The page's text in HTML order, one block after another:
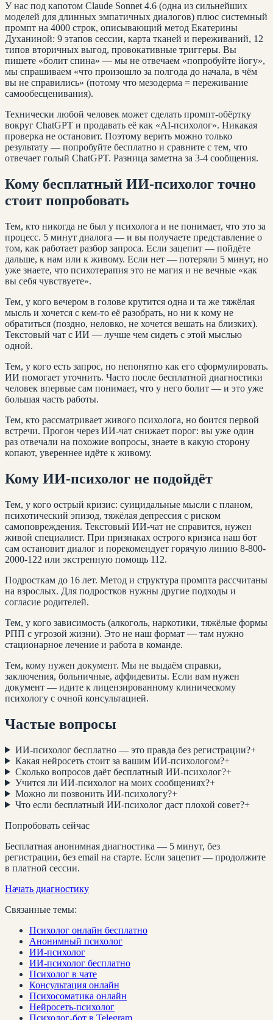
У нас под капотом Claude Sonnet 4.6 (одна из сильнейших
моделей для длинных эмпатичных диалогов) плюс системный
промпт на 4000 строк, описывающий метод Екатерины
Духаниной: 9 этапов сессии, карта тканей и переживаний, 12
типов вторичных выгод, провокативные триггеры. Вы
пишете «болит спина» — мы не отвечаем «попробуйте йогу»,
мы спрашиваем «что произошло за полгода до начала, в чём
вы не справились» (потому что мезодерма = переживание
самообесценивания).
Технически любой человек может сделать промпт-обёртку
вокруг ChatGPT и продавать её как «AI-психолог». Никакая
проверка не остановит. Поэтому верить можно только
результату — попробуйте бесплатно и сравните с тем, что
отвечает голый ChatGPT. Разница заметна за 3-4 сообщения.
Кому бесплатный ИИ-психолог точно
стоит попробовать
Тем, кто никогда не был у психолога и не понимает, что это за
процесс. 5 минут диалога — и вы получаете представление о
том, как работает разбор запроса. Если зацепит — пойдёте
дальше, к нам или к живому. Если нет — потеряли 5 минут, но
уже знаете, что психотерапия это не магия и не вечные «как
вы себя чувствуете».
Тем, у кого вечером в голове крутится одна и та же тяжёлая
мысль и хочется с кем-то её разобрать, но ни к кому не
обратиться (поздно, неловко, не хочется вешать на близких).
Текстовый чат с ИИ — лучше чем сидеть с этой мыслью
одной.
Тем, у кого есть запрос, но непонятно как его сформулировать.
ИИ помогает уточнить. Часто после бесплатной диагностики
человек впервые сам понимает, что у него болит — и это уже
большая часть работы.
Тем, кто рассматривает живого психолога, но боится первой
встречи. Прогон через ИИ-чат снижает порог: вы уже один
раз отвечали на похожие вопросы, знаете в какую сторону
копают, увереннее идёте к живому.
Кому ИИ-психолог не подойдёт
Тем, у кого острый кризис: суицидальные мысли с планом,
психотический эпизод, тяжёлая депрессия с риском
самоповреждения. Текстовый ИИ-чат не справится, нужен
живой специалист. При признаках острого кризиса наш бот
сам остановит диалог и порекомендует горячую линию 8-800-
2000-122 или экстренную помощь 112.
Подросткам до 16 лет. Метод и структура промпта рассчитаны
на взрослых. Для подростков нужны другие подходы и
согласие родителей.
Тем, у кого зависимость (алкоголь, наркотики, тяжёлые формы
РПП с угрозой жизни). Это не наш формат — там нужно
стационарное лечение и работа в команде.
Тем, кому нужен документ. Мы не выдаём справки,
заключения, больничные, аффидевиты. Если вам нужен
документ — идите к лицензированному клиническому
психологу с очной консультацией.
Частые вопросы
ИИ-психолог бесплатно — это правда без регистрации?+
Какая нейросеть стоит за вашим ИИ-психологом?+
Сколько вопросов даёт бесплатный ИИ-психолог?+
Учится ли ИИ-психолог на моих сообщениях?+
Можно ли позвонить ИИ-психологу?+
Что если бесплатный ИИ-психолог даст плохой совет?+
Попробовать сейчас
Бесплатная анонимная диагностика — 5 минут, без
регистрации, без email на старте. Если зацепит — продолжите
в платной сессии.
Начать диагностику
Связанные темы:
Психолог онлайн бесплатно
Анонимный психолог
ИИ-психолог
ИИ-психолог бесплатно
Психолог в чате
Консультация онлайн
Психосоматика онлайн
Нейросеть-психолог
Психолог-бот в Telegram